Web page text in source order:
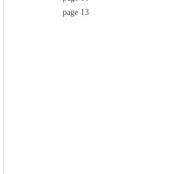
page 13